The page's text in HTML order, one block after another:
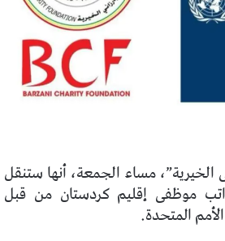
مساء الجمعة، أنها ستنقل
موظفى إقليم كردستان من قبل
المتحدة.